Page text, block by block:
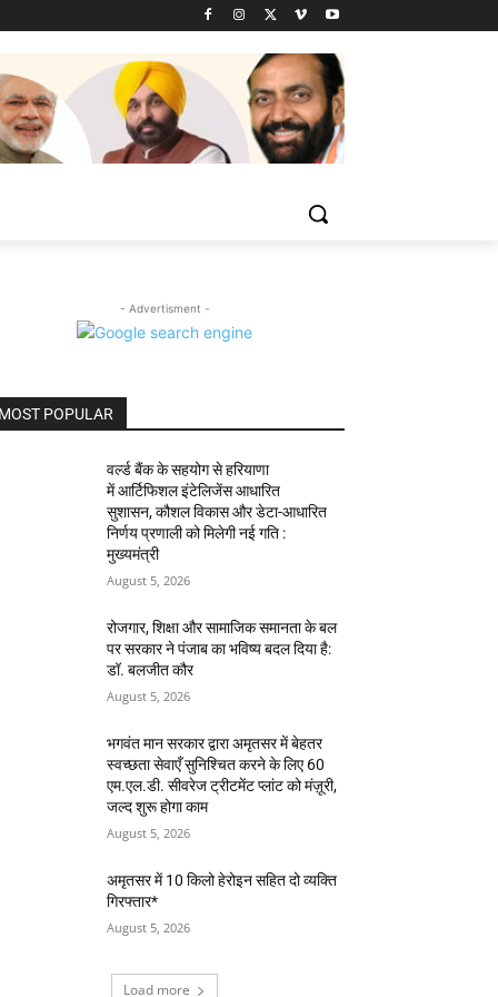
- Advertisment -
MOST POPULAR
वर्ल्ड बैंक के सहयोग से हरियाणा
में आर्टिफिशल इंटेलिजेंस आधारित
सुशासन, कौशल विकास और डेटा-आधारित
निर्णय प्रणाली को मिलेगी नई गति :
मुख्यमंत्री
August 5, 2026
रोजगार, शिक्षा और सामाजिक समानता के बल
पर सरकार ने पंजाब का भविष्य बदल दिया है:
डॉ. बलजीत कौर
August 5, 2026
भगवंत मान सरकार द्वारा अमृतसर में बेहतर
स्वच्छता सेवाएँ सुनिश्चित करने के लिए 60
एम.एल.डी. सीवरेज ट्रीटमेंट प्लांट को मंज़ूरी,
जल्द शुरू होगा काम
August 5, 2026
अमृतसर में 10 किलो हेरोइन सहित दो व्यक्ति
गिरफ्तार*
August 5, 2026
Load more